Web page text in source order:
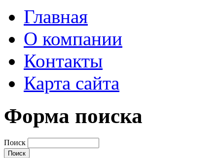
Главная
О компании
Контакты
Карта сайта
Форма поиска
Поиск